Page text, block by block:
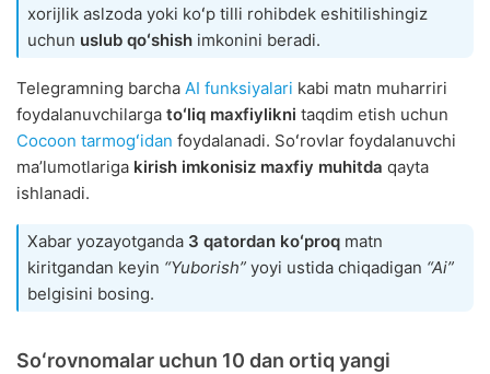
xorijlik aslzoda yoki koʻp tilli rohibdek eshitilishingiz
uchun uslub qoʻshish imkonini beradi.
Telegramning barcha AI funksiyalari kabi matn muharriri
foydalanuvchilarga toʻliq maxfiylikni taqdim etish uchun
Cocoon tarmogʻidan foydalanadi. Soʻrovlar foydalanuvchi
maʼlumotlariga kirish imkonisiz maxfiy muhitda qayta
ishlanadi.
Xabar yozayotganda 3 qatordan koʻproq matn
kiritgandan keyin “Yuborish” yoyi ustida chiqadigan “Ai”
belgisini bosing.
Soʻrovnomalar uchun 10 dan ortiq yangi